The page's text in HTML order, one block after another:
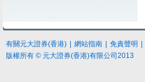
有關元大證券(香港) 網站指南 免責聲明
版權所有 © 元大證券(香港)有限公司2013